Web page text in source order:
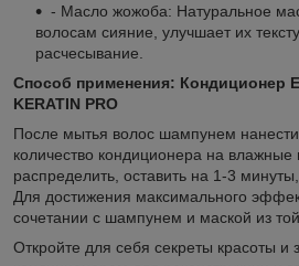
- Масло жожоба: Натуральное
волосам сияние, улучшает их
расчесывание.
Способ применения: Кондиционер
KERATIN PRO
После мытья волос шампунем
количество кондиционера на
распределить, оставить на 1-3
Для достижения максимального
сочетании с шампунем и маской из
Откройте для себя секреты красоты и